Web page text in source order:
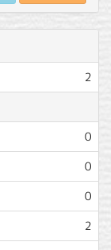
2
0
0
0
2